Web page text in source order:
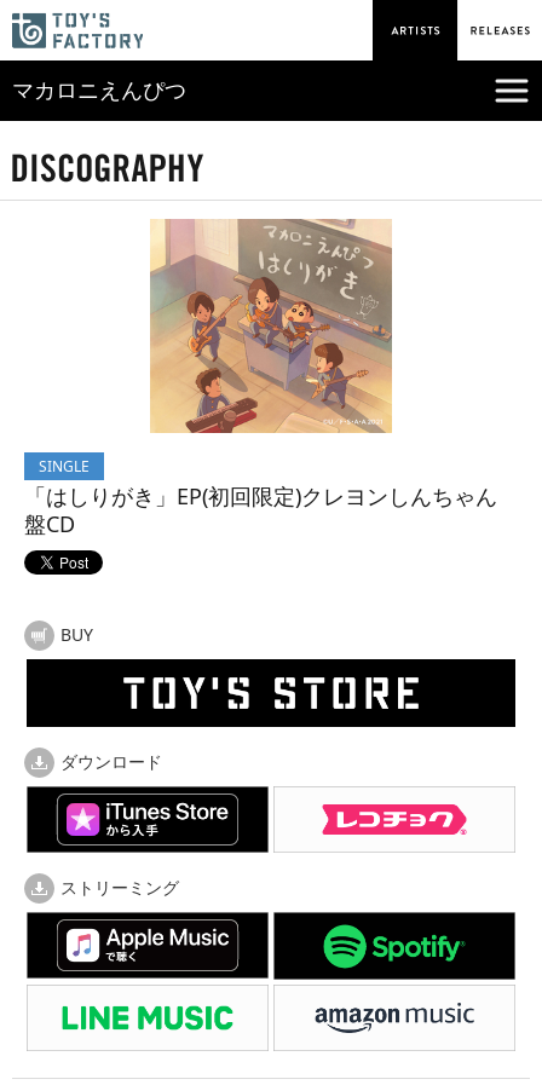
マカロニえんぴつ
SINGLE
「はしりがき」EP(初回限定)クレヨンしんちゃん
盤CD
BUY
ダウンロード
ストリーミング